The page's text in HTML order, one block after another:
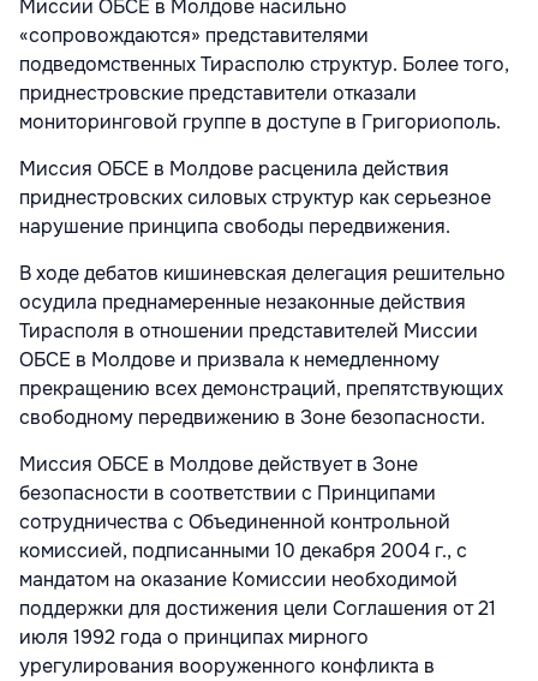
Миссии ОБСЕ в Молдове насильно
«сопровождаются» представителями
подведомственных Тирасполю структур. Более того,
приднестровские представители отказали
мониторинговой группе в доступе в Григориополь.
Миссия ОБСЕ в Молдове расценила действия
приднестровских силовых структур как серьезное
нарушение принципа свободы передвижения.
В ходе дебатов кишиневская делегация решительно
осудила преднамеренные незаконные действия
Тирасполя в отношении представителей Миссии
ОБСЕ в Молдове и призвала к немедленному
прекращению всех демонстраций, препятствующих
свободному передвижению в Зоне безопасности.
Миссия ОБСЕ в Молдове действует в Зоне
безопасности в соответствии с Принципами
сотрудничества с Объединенной контрольной
комиссией, подписанными 10 декабря 2004 г., с
мандатом на оказание Комиссии необходимой
поддержки для достижения цели Соглашения от 21
июля 1992 года о принципах мирного
урегулирования вооруженного конфликта в